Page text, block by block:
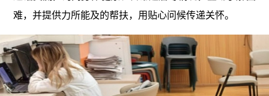
难，并提供力所能及的帮扶，用贴心问候传递关怀。